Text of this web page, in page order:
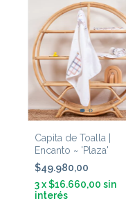
Capita de Toalla |
Encanto ~ 'Plaza'
$49.980,00
3x$16.660,00 sin
interés